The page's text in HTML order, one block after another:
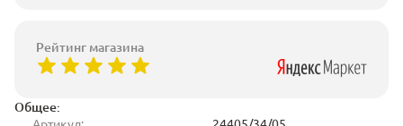
Общее:
Рейтинг магазина